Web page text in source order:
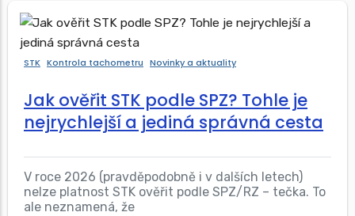
STK Kontrola tachometru Novinky a aktuality
Jak ověřit STK podle SPZ? Tohle je
nejrychlejší a jediná správná cesta
V roce 2026 (pravděpodobně i v dalších letech)
nelze platnost STK ověřit podle SPZ/RZ – tečka. To
ale neznamená, že